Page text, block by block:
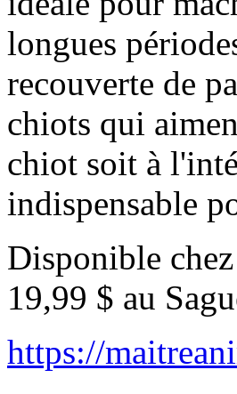
longues
recouverte de
chiots qui
chiot soit à
indispensable
Disponible
19,99 $ au
https://